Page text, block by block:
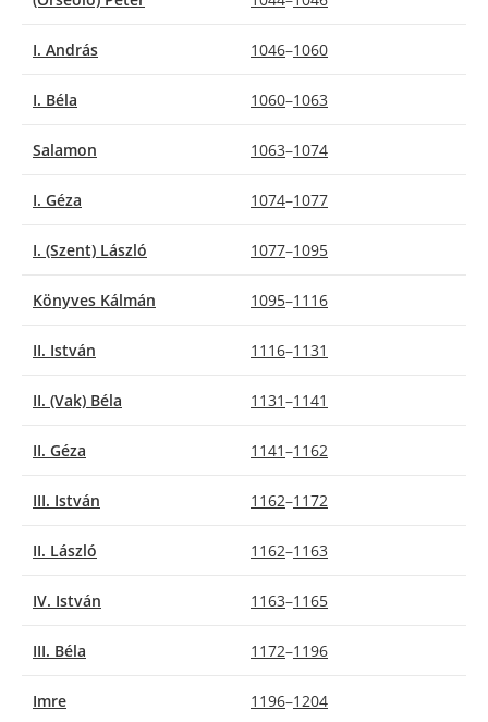
I. András 1046–1060
I. Béla 1060–1063
Salamon 1063–1074
I. Géza 1074–1077
I. (Szent) László 1077–1095
Könyves Kálmán 1095–1116
II. István 1116–1131
II. (Vak) Béla 1131–1141
II. Géza 1141–1162
III. István 1162–1172
II. László 1162–1163
IV. István 1163–1165
III. Béla 1172–1196
Imre 1196–1204